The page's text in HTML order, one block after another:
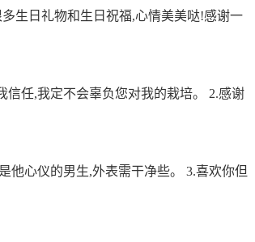
生日礼物和生日祝福,心情美美哒!感谢一
任,我定不会辜负您对我的栽培。 2.感谢
他心仪的男生,外表需干净些。 3.喜欢你但